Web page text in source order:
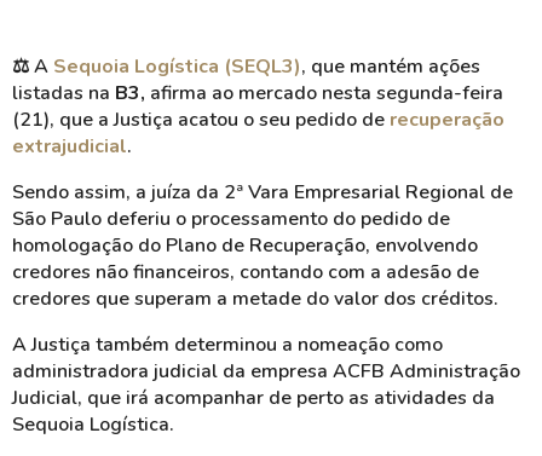
⚖️ A Sequoia Logística (SEQL3), que mantém ações
listadas na B3, afirma ao mercado nesta segunda-feira
(21), que a Justiça acatou o seu pedido de recuperação
extrajudicial.
Sendo assim, a juíza da 2ª Vara Empresarial Regional de
São Paulo deferiu o processamento do pedido de
homologação do Plano de Recuperação, envolvendo
credores não financeiros, contando com a adesão de
credores que superam a metade do valor dos créditos.
A Justiça também determinou a nomeação como
administradora judicial da empresa ACFB Administração
Judicial, que irá acompanhar de perto as atividades da
Sequoia Logística.